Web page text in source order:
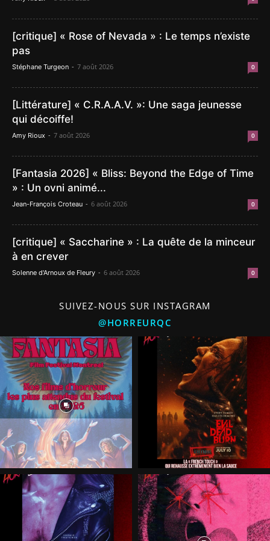
[critique] « Rose of Nevada » : Le temps n’existe
pas
Stéphane Turgeon - 7 août 2026 0
[Littérature] « C.R.A.A.V. »: Une saga jeunesse
qui décoiffe!
Amy Rioux - 7 août 2026 0
[Fantasia 2026] « Bliss: Beyond the Edge of Time
» : Un ovni animé...
Jean-François Croteau - 6 août 2026 0
[critique] « Saccharine » : La quête de la minceur
à en crever
Solenne d'Arnoux de Fleury - 6 août 2026 0
SUIVEZ-NOUS SUR INSTAGRAM
@HORREURQC